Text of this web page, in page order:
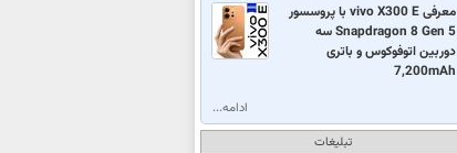
معرفی vivo X300 E با پروسسور
Snapdragon 8 Gen 5 سه
دوربین اتوفوکوس و باتری
7,200mAh
ادامه...
تبلیغات